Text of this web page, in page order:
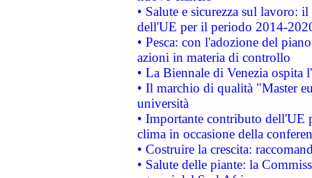
• Salute e sicurezza sul lavoro:
dell'UE per il periodo 2014-
• Pesca: con l'adozione del
azioni in materia di controllo
• La Biennale di Venezia ospita
• Il marchio di qualità "Master
università
• Importante contributo dell'UE
clima in occasione della
• Costruire la crescita:
• Salute delle piante: la